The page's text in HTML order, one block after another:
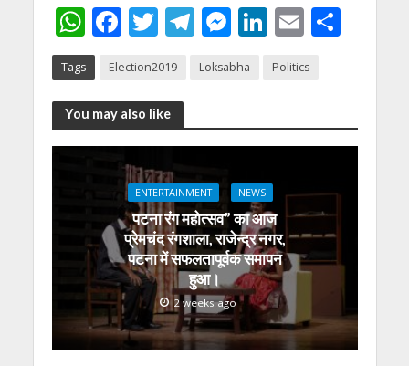
W
h
at
s
A
F
e
b
o
o
k
T
itt
er
T
e
a
M
ss
n
er
Li
k
dI
E
ai
S
Tags Election2019 Loksabha Politics
You may also like
ENTERTAINMENT NEWS
पटना रंग महोत्सव” का आज
प्रेमचंद रंगशाला, राजेन्द्र नगर,
पटना में सफलतापूर्वक समापन
हुआ।
2 weeks ago